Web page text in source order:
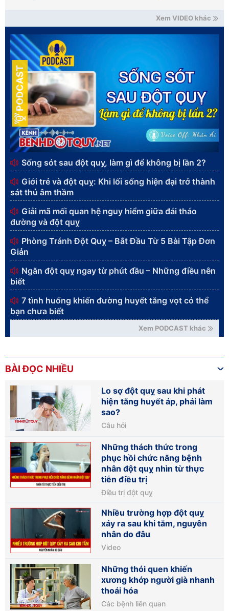
Xem VIDEO khác
PODCAST
Sống sót sau đột quỵ, làm gì để không bị lần 2?
Giới trẻ và đột quỵ: Khi lối sống hiện đại trở thành
sát thủ âm thầm
Giải mã mối quan hệ nguy hiểm giữa đái tháo
đường và đột quỵ
Phòng Tránh Đột Quỵ – Bắt Đầu Từ 5 Bài Tập Đơn
Giản
Ngăn đột quỵ ngay từ phút đầu – Những điều nên
biết
7 tình huống khiến đường huyết tăng vọt có thể
bạn chưa biết
Xem PODCAST khác
BÀI ĐỌC NHIỀU
Lo sợ đột quỵ sau khi phát
hiện tăng huyết áp, phải làm
sao?
Câu hỏi
Những thách thức trong
phục hồi chức năng bệnh
nhân đột quỵ nhìn từ thực
tiễn điều trị
Điều trị đột quỵ
Nhiều trường hợp đột quỵ
xảy ra sau khi tắm, nguyên
nhân do đâu
Video
Những thói quen khiến
xương khớp người già nhanh
thoái hóa
Các bệnh liên quan